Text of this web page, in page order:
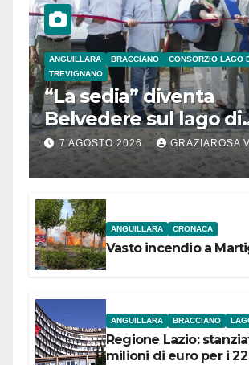
ANGUILLARA BRACCIANO
CONSORZIO LAGO
TREVIGNANO
“La sedia” diventa
Belvedere sul lago di
Bracciano: ieri
l’inaugurazione
7 AGOSTO 2026 GRAZIAROSA
ANGUILLARA CRONACA
Vasto incendio a
ANGUILLARA BRACCIANO
Regione Lazio:
milioni di euro per i